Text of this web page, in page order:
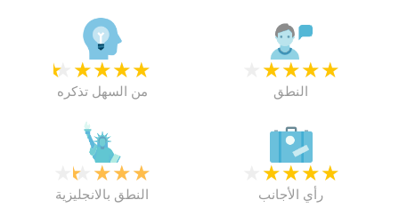
★
★
★
★
★
من السهل تذكره
★
★
★
★
النطق
★
★
★
★
النطق بالانجليزية
★
★
★
★
رأي الأجانب